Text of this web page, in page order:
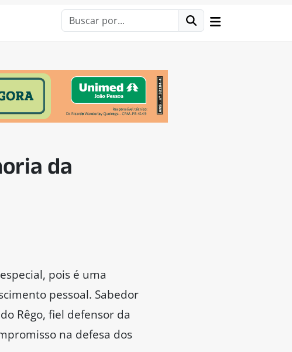
da
pois é uma
pessoal. Sabedor
Rêgo, fiel defensor da
na defesa dos